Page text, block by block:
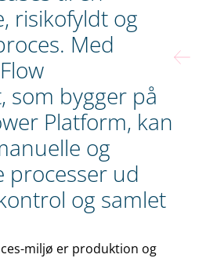
risikofyldt og
Med
som bygger på
Platform, kan
og
ud
og samlet
miljø er produktion og